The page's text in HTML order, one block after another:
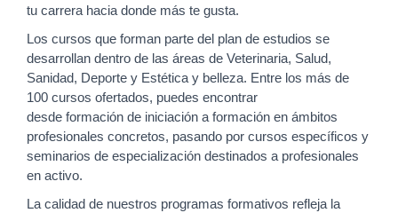
tu carrera hacia donde más te gusta.
Los cursos que forman parte del plan de estudios se
desarrollan dentro de las áreas de Veterinaria, Salud,
Sanidad, Deporte y Estética y belleza. Entre los más de
100 cursos ofertados, puedes encontrar
desde formación de iniciación a formación en ámbitos
profesionales concretos, pasando por cursos específicos y
seminarios de especialización destinados a profesionales
en activo.
La calidad de nuestros programas formativos refleja la